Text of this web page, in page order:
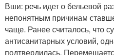
Вши: речь идет о бельевой
непонятным причинам
чаще. Ранее считалось, что
антисанитарных условий,
подтвердилась.